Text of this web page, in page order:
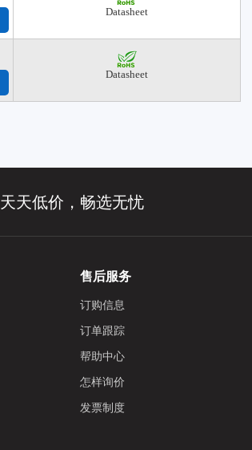
Datasheet
Datasheet
天天低价，畅选无忧
售后服务
订购信息
订单跟踪
帮助中心
怎样询价
发票制度